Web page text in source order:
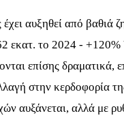
αυξηθεί από βαθιά
εκατ. το 2024 -
επίσης δραματικά,
στην κερδοφορία
αυξάνεται, αλλά με